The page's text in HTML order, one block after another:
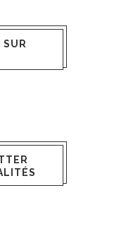
SUR